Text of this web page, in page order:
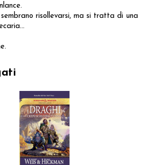
risollevarsi, ma si tratta di una